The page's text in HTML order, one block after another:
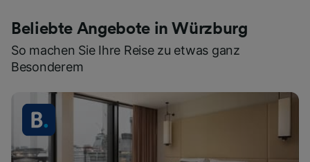
Beliebte Angebote in Würzburg
So machen Sie Ihre Reise zu etwas ganz
Besonderem